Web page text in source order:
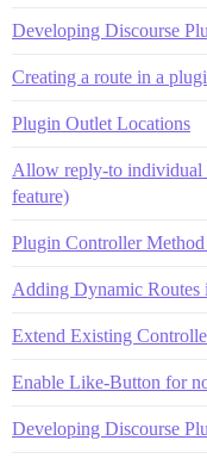
Developing Discourse
Creating a route in a
Plugin Outlet Locations
Allow reply-to individual
feature)
Plugin Controller Method
Adding Dynamic Routes
Extend Existing
Enable Like-Button for
Developing Discourse